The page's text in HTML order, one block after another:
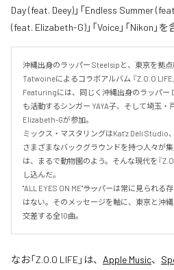
Day (feat. Deey)」「Endless Summer
(feat. Elizabeth-G)」「Voice」「Nikon」
沖縄出身のラッパー Steelsipと、東京を拠
Tatwoineによるコラボアルバム 『Z.O.O LIFE
Featuringには、同じく沖縄出身のラッパー
も活動するシンガー YAYA子、そして埼玉・
Elizabeth-Gが参加。
ミックス・マスタリングはKat'z Deli Studio
さまざまなバックグラウンドを持つ人々が
は、まるで動物園のよう。そんな現代を『
し込んだ。
"ALL EYES ON ME"――ラッパーは常に見られ
はない。そのメッセージを軸に、東京と沖
交差する全10曲。
なお「Z.O.O LIFE」は、 Apple Music、